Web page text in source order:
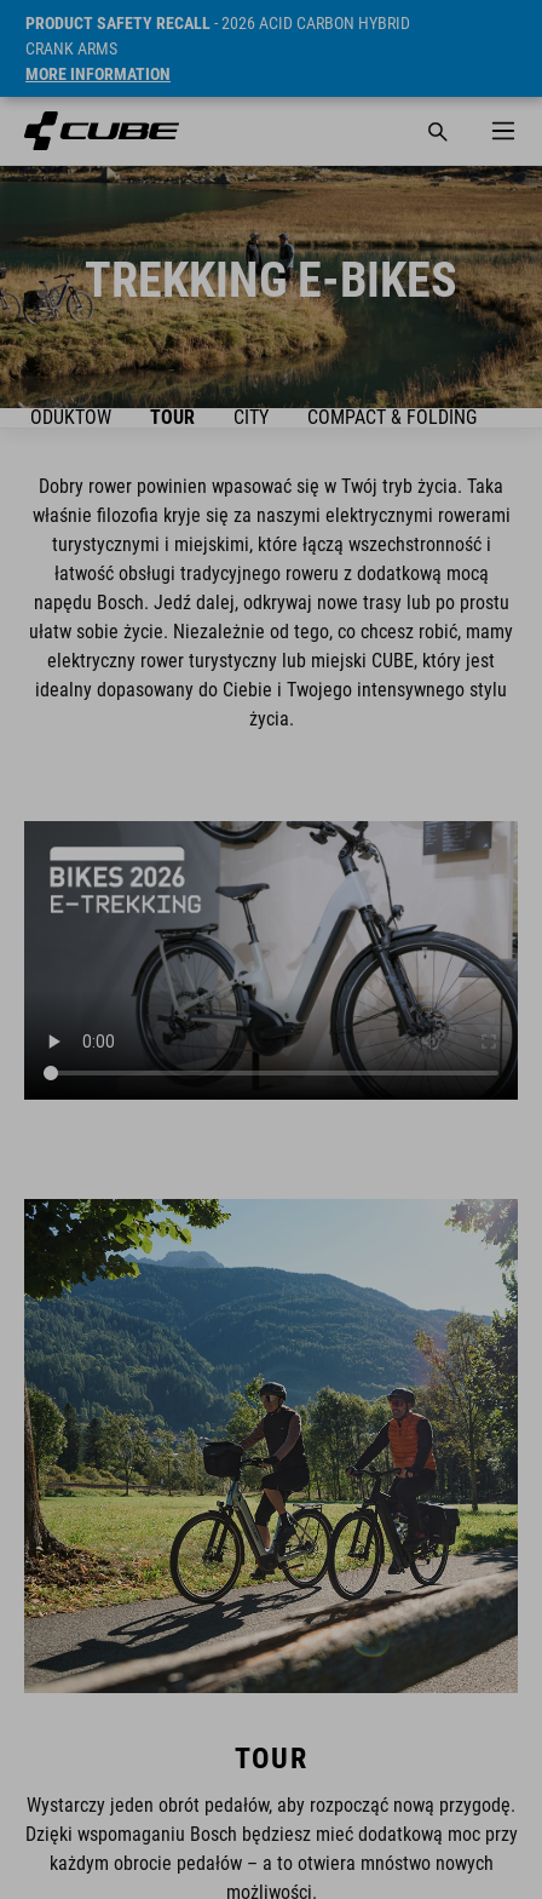
PRODUCT SAFETY RECALL- 2026 ACID CARBON HYBRID
CRANK ARMS
MORE INFORMATION
TREKKING E-BIKES
PRODUKTÓW TOUR CITY COMPACT & FOLDING
Dobry rower powinien wpasować się w Twój tryb życia. Taka
właśnie filozofia kryje się za naszymi elektrycznymi rowerami
turystycznymi i miejskimi, które łączą wszechstronność i
łatwość obsługi tradycyjnego roweru z dodatkową mocą
napędu Bosch. Jedź dalej, odkrywaj nowe trasy lub po prostu
ułatw sobie życie. Niezależnie od tego, co chcesz robić, mamy
elektryczny rower turystyczny lub miejski CUBE, który jest
idealny dopasowany do Ciebie i Twojego intensywnego stylu
życia.
TOUR
Wystarczy jeden obrót pedałów, aby rozpocząć nową przygodę.
Dzięki wspomaganiu Bosch będziesz mieć dodatkową moc przy
każdym obrocie pedałów – a to otwiera mnóstwo nowych
możliwości.